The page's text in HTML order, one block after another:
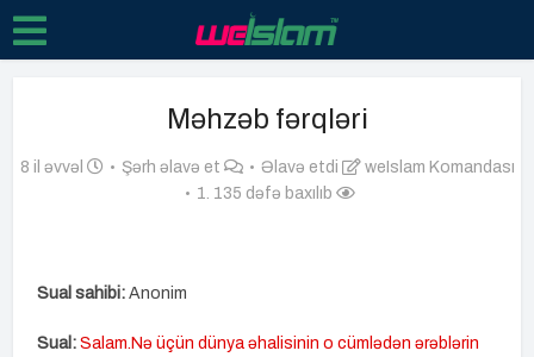
Məhzəb fərqləri
8 il əvvəl Şərh əlavə et Əlavə etdi
weIslam Komandası
1. 135 dəfə baxılıb
Sual sahibi: Anonim
Sual:Salam.Nə üçün dünya əhalisinin o cümlədən ərəblərin